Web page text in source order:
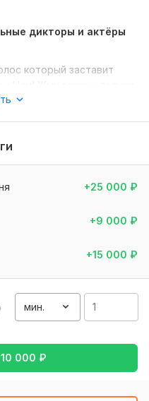
дикторы и актёры
который заставит
можно здесь:
телевидению,
отправкой. Убедитесь
изменений в текст,
дополнительно )
в тексте
+25 000 ₽
+9 000 ₽
+15 000 ₽
мин.
10 000 ₽